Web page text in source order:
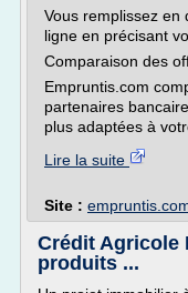
Vous remplissez en
ligne en précisant
Comparaison des
Empruntis.com
partenaires
plus adaptées à
Lire la suite
Site :
Crédit Agricole
produits ...